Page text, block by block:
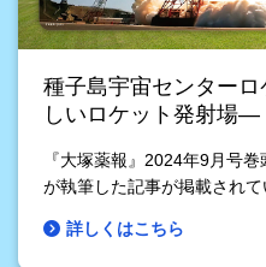
種子島宇宙センター
しいロケット発射場―
『大塚薬報』2024年9月号
が執筆した記事が掲載されて
詳しくはこちら